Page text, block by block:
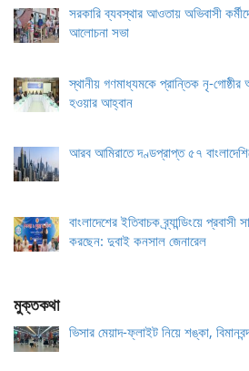
সরকারি ব্যবস্থার আওতায় অভিবাসী
আলোচনা সভা
স্থানীয় গণমাধ্যমকে প্রান্তিক নৃ-
হওয়ার আহ্বান
আরব আমিরাতে দণ্ডপ্রাপ্ত ৫৭
বাংলাদেশের ইতিবাচক ব্র্যান্ডিংয়ে
করছেন: দুবাই কনসাল জেনারেল
মুক্তকথা
ভিসার মেয়াদ-ফ্লাইট নিয়ে শঙ্কা,